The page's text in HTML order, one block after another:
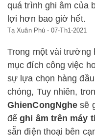
quá trình ghi âm của
lợi hơn bao giờ hết.
Tạ Xuân Phú-07-Th1-2021
Trong một vài trường
mục đích công việc
sự lựa chọn hàng
chóng, Tuy nhiên,
GhienCongNghe sẽ
đểghi âm trên máy
sẵn điện thoại bên